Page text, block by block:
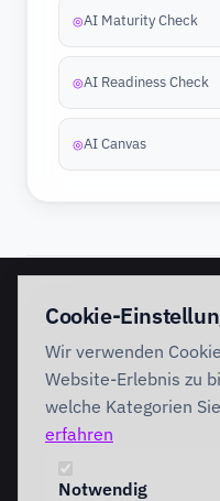
◎AI Maturity Check
◎AI Readiness Check
◎AI Canvas
Discovery Workshop
Förderung
INTERVENTION
AI Intervention
AI Governance
Cookie-
Wir verwenden
Website-Erlebnis zu
welche Kategorien
erfahren
Notwendig